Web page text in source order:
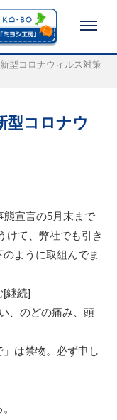
型コロナウィルス対策
型コロナウ
態宣言の5月末まで
けて、弊社でも引き
ように取組んでま
[継続]
、のどの痛み、頭
は禁物。必ず申し